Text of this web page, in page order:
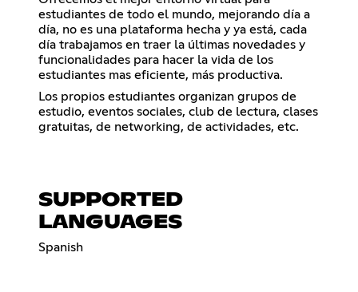
estudiantes de todo el mundo, mejorando día a
día, no es una plataforma hecha y ya está, cada
día trabajamos en traer la últimas novedades y
funcionalidades para hacer la vida de los
estudiantes mas eficiente, más productiva.
Los propios estudiantes organizan grupos de
estudio, eventos sociales, club de lectura, clases
gratuitas, de networking, de actividades, etc.
SUPPORTED
LANGUAGES
Spanish